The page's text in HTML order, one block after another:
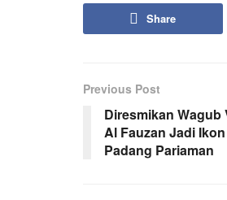
Share
Previous Post
Diresmikan Wagub
Al Fauzan Jadi
Padang Pariaman